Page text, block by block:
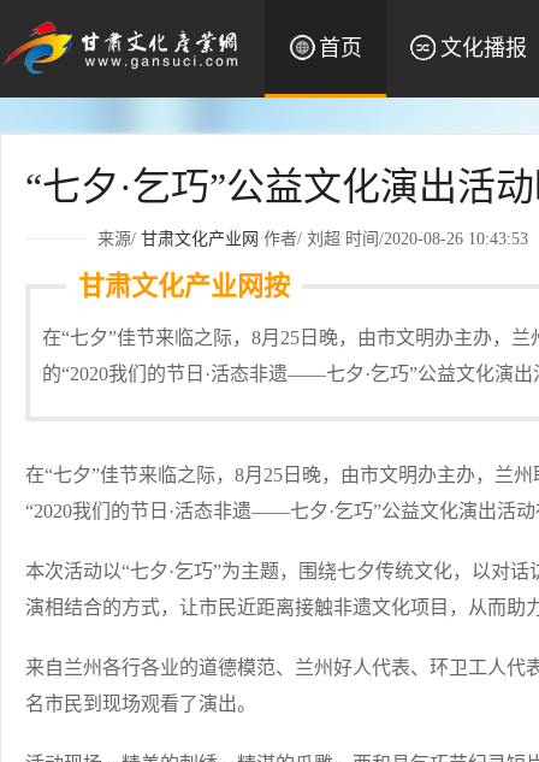
首页 文化播报
“七夕·乞巧”公益文化演出活
来源/ 甘肃文化产业网 作者/ 刘超 时间/2020-08-26 10:43:53
甘肃文化产业网按
在“七夕”佳节来临之际，8月25日晚，由市文明办主办，
的“2020我们的节日·活态非遗——七夕·乞巧”公益文化演
在“七夕”佳节来临之际，8月25日晚，由市文明办主办，兰
“2020我们的节日·活态非遗——七夕·乞巧”公益文化演出活
本次活动以“七夕·乞巧”为主题，围绕七夕传统文化，以对
演相结合的方式，让市民近距离接触非遗文化项目，从而助
来自兰州各行各业的道德模范、兰州好人代表、环卫工人代
名市民到现场观看了演出。